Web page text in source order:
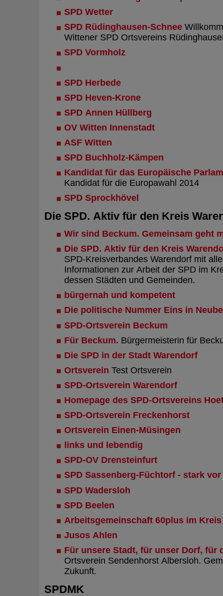
SPD Wetter
SPD Rüdinghausen-Schnee
Wittener SPD Ortsvereins
SPD Vormholz
SPD Herbede
SPD Heven-Krone
SPD Annen Hüllberg
OV Witten Innenstadt
ASF Witten
SPD Buchholz-Kämpen
Kandidat für das Europäische
Kandidat für die Europawahl 2014
SPD Sprockhövel
Die SPD. Aktiv für den Kreis
Wir sind Beckum. Gemeinsam geht
Die SPD. Aktiv für den Kreis
SPD-Kreisverbandes Warendorf mit
Informationen zur Arbeit der SPD im
dessen Städten und Gemeinden.
bürgernah und kompetent
Die politische Nummer Eins in
SPD-Ortsverein Beckum
Für Beckum. Bürgermeisterin für
Die SPD in der Stadt Warendorf
Ortsverein Test Ortsverein
SPD-Ortsverein Warendorf
Homepage des SPD-Ortsvereins
SPD-Ortsverein Freckenhorst
Ortsverein Einen-Müsingen
links und lebendig
SPD-OV Drensteinfurt
SPD Sassenberg-Füchtorf - stark vor
SPD Wadersloh
SPD Beelen
Arbeitsgemeinschaft 60plus im
Jusos Ahlen
Für unsere Stadt, für unser Dorf, für
Ortsverein Sendenhorst Albersloh.
Zukunft.
SPDMK